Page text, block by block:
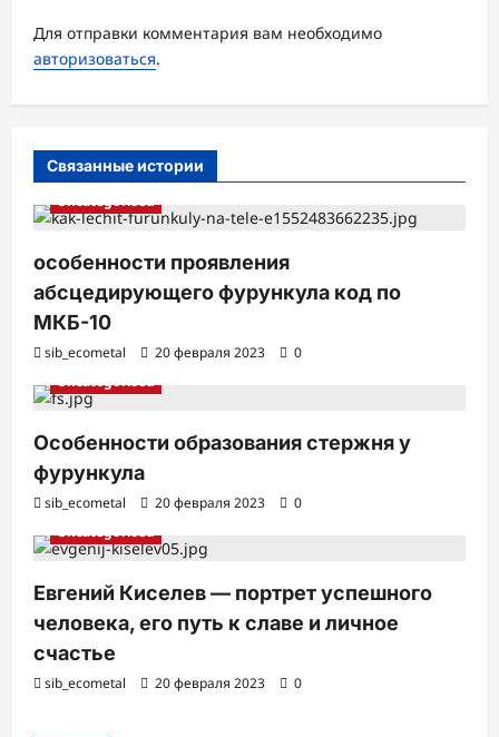
и
Для отправки комментария вам необходимо
авторизоваться.
Связанные истории
Uncategorised
особенности проявления
абсцедирующего фурункула код по
МКБ-10
sib_ecometal 20 февраля 2023
0
Uncategorised
Особенности образования стержня у
фурункула
sib_ecometal 20 февраля 2023
0
Uncategorised
Евгений Киселев — портрет успешного
человека, его путь к славе и личное
счастье
sib_ecometal 20 февраля 2023 0